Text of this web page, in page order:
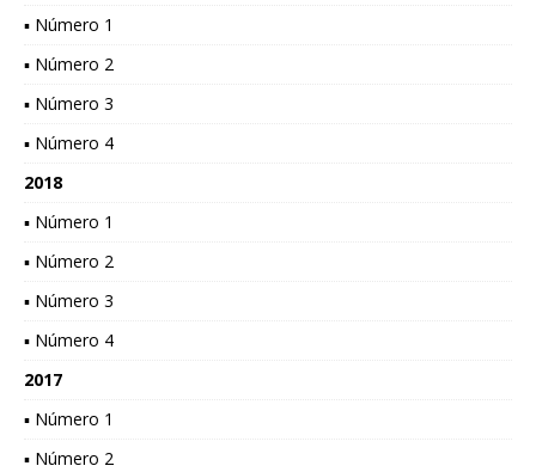
▪ Número 1
▪ Número 2
▪ Número 3
▪ Número 4
2018
▪ Número 1
▪ Número 2
▪ Número 3
▪ Número 4
2017
▪ Número 1
▪ Número 2